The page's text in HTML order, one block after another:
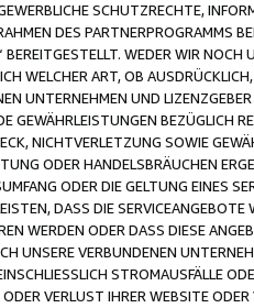
SCHUTZRECHTE,
DES PARTNERPROGRAMMS
WEDER WIR NOCH
WELCHER ART, OB
UNTERNEHMEN UND
GEWÄHRLEISTUNGEN BEZÜGLICH
NICHTVERLETZUNG SOWIE
ODER HANDELSBRÄUCHEN
ODER DIE GELTUNG EINES
DASS DIE SERVICEANGEBOTE
WERDEN ODER DASS DIESE
UNSERE VERBUNDENEN
STROMAUSFÄLLE
VERLUST IHRER WEBSITE